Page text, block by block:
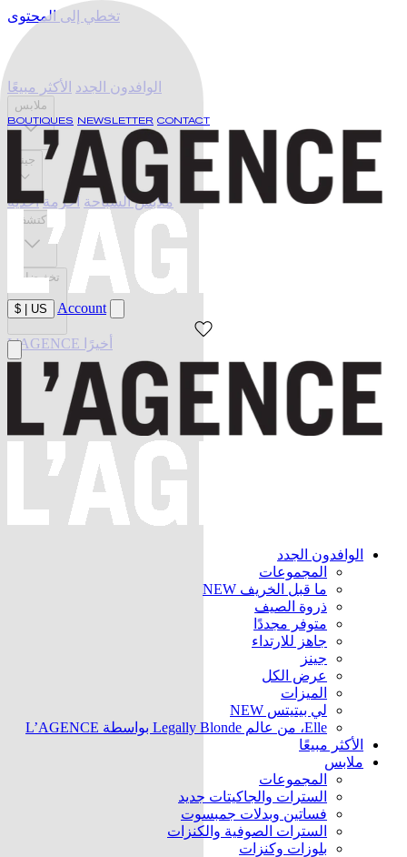
تخطي إلى المحتوى
BOUTIQUES NEWSLETTER CONTACT
US
$ Account
الوافدون الجدد
المجموعات
ما قبل الخريف NEW
ذروة الصيف
متوفر مجددًا
جاهز للارتداء
جينز
عرض الكل
الميزات
لي بيتيتس NEW
Elle، من عالم Legally Blonde بواسطة L’AGENCE
الأكثر مبيعًا
ملابس
المجموعات
السترات والجاكيتات جديد
فساتين وبدلات جمبسوت
السترات الصوفية والكنزات
بلوزات وكنزات
الوافدون الجدد الأكثر مبيعًا
ملابس
جينز
ملابس السباحة أحزمة أحذية
اكتشف
تخفيضات
L'AGENCE أخيرًا